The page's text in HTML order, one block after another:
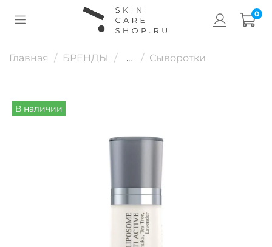
0
Главная БРЕНДЫ ... Сыворотки
В наличии